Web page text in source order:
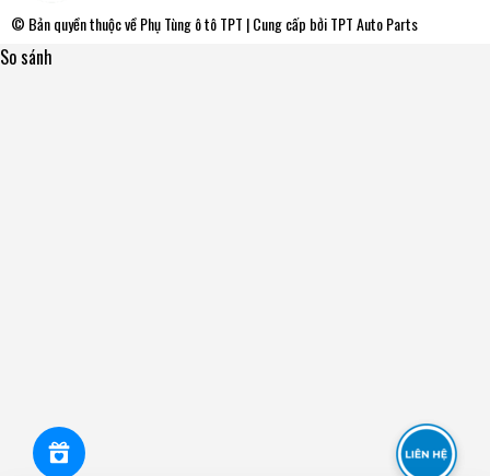
© Bản quyền thuộc vềPhụ Tùng ô tô TPT | Cung cấp bởiTPT Auto Parts
So sánh